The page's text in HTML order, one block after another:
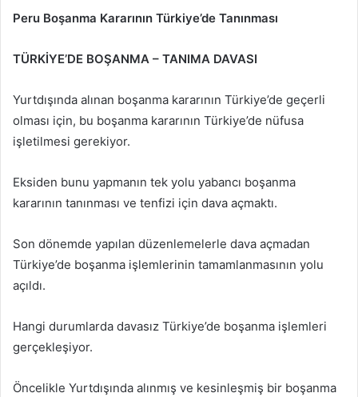
Peru Boşanma Kararının Türkiye’de Tanınması
TÜRKİYE’DE BOŞANMA – TANIMA DAVASI
Yurtdışında alınan boşanma kararının Türkiye’de geçerli
olması için, bu boşanma kararının Türkiye’de nüfusa
işletilmesi gerekiyor.
Eksiden bunu yapmanın tek yolu yabancı boşanma
kararının tanınması ve tenfizi için dava açmaktı.
Son dönemde yapılan düzenlemelerle dava açmadan
Türkiye’de boşanma işlemlerinin tamamlanmasının yolu
açıldı.
Hangi durumlarda davasız Türkiye’de boşanma işlemleri
gerçekleşiyor.
Öncelikle Yurtdışında alınmış ve kesinleşmiş bir boşanma